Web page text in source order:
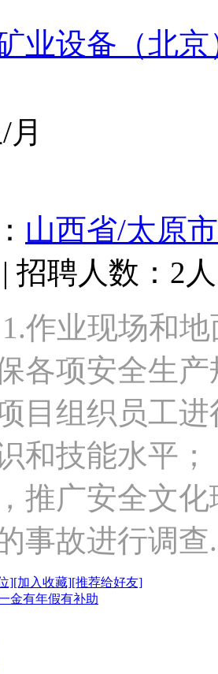
业设备（北
山西省/太原市
招聘人数：2人
作业现场和
各项安全生
目组织员工
和技能水平
推广安全文
事故进行调查
][加入收藏][推荐给好友]
金有年假有补助